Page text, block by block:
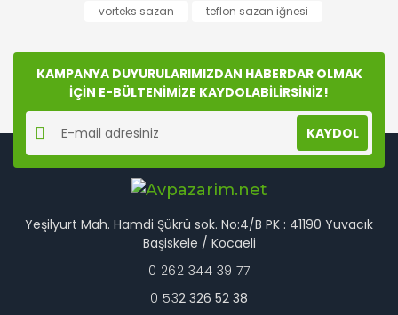
Ürün açıklamasında eksik bilgiler bulunuyor.
Bu ürüne benzer farklı alternatifler olmalı.
vorteks sazan
teflon sazan iğnesi
KAMPANYA DUYURULARIMIZDAN HABERDAR OLMAK
İÇİN E-BÜLTENİMİZE KAYDOLABİLİRSİNİZ!
KAYDOL
Yeşilyurt Mah. Hamdi Şükrü sok. No:4/B PK : 41190 Yuvacık
Başiskele / Kocaeli
0 262 344 39 77
0 532 326 52 38